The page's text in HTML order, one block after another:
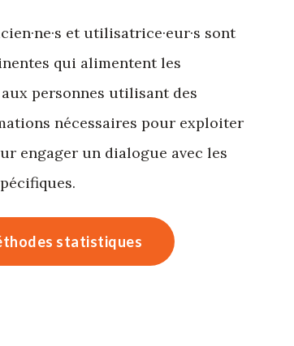
et utilisatrice·eur·s sont
qui alimentent les
personnes utilisant des
nécessaires pour exploiter
engager un dialogue avec les
statistiques